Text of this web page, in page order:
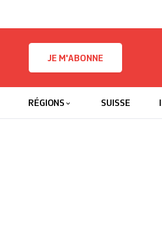
JE M'ABONNE
RÉGIONS SUISSE